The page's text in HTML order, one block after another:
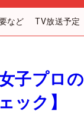
など TV放送予定
子プロの
ック】